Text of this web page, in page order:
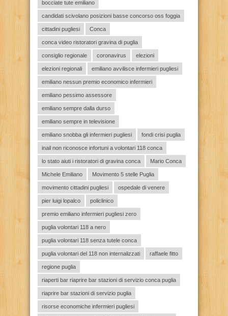
bocciate tute emiliano
candidati scivolano posizioni basse concorso oss foggia
cittadini pugliesi Conca
conca video ristoratori gravina di puglia
consiglio regionale coronavirus elezioni
elezioni regionali emiliano avvilisce infermieri pugliesi
emiliano nessun premio economico infermieri
emiliano pessimo assessore
emiliano sempre dalla durso
emiliano sempre in televisione
emiliano snobba gli infermieri pugliesi fondi crisi puglia
inail non riconosce infortuni a volontari 118 conca
lo stato aiuti i ristoratori di gravina conca Mario Conca
Michele Emiliano Movimento 5 stelle Puglia
movimento cittadini pugliesi ospedale di venere
pier luigi lopalco policlinico
premio emiliano infermieri pugliesi zero
puglia volontari 118 a nero
puglia volontari 118 senza tutele conca
puglia volontari del 118 non internalizzati raffaele fitto
regione puglia
riaperti bar riaprire bar stazioni di servizio conca puglia
riaprire bar stazioni di servizio puglia
risorse economiche infermieri pugliesi